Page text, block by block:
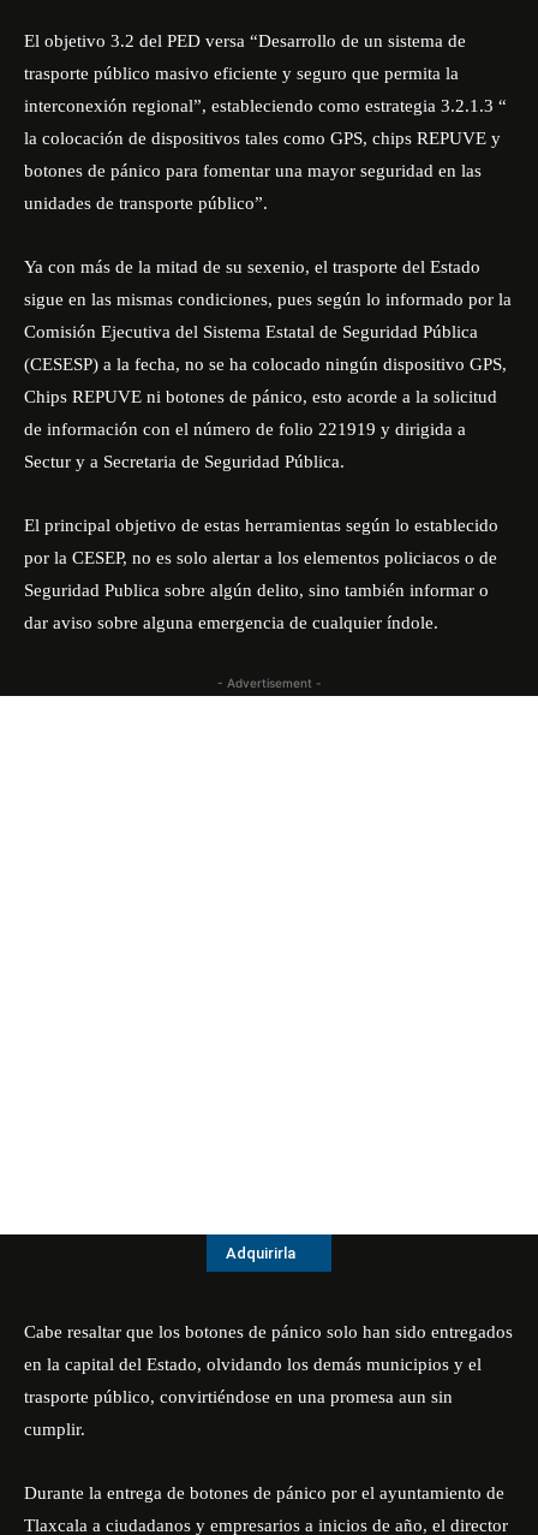
El objetivo 3.2 del PED versa “Desarrollo de un sistema de
trasporte público masivo eficiente y seguro que permita la
interconexión regional”, estableciendo como estrategia 3.2.1.3 “
la colocación de dispositivos tales como GPS, chips REPUVE y
botones de pánico para fomentar una mayor seguridad en las
unidades de transporte público”.
Ya con más de la mitad de su sexenio, el trasporte del Estado
sigue en las mismas condiciones, pues según lo informado por la
Comisión Ejecutiva del Sistema Estatal de Seguridad Pública
(CESESP) a la fecha, no se ha colocado ningún dispositivo GPS,
Chips REPUVE ni botones de pánico, esto acorde a la solicitud
de información con el número de folio 221919 y dirigida a
Sectur y a Secretaria de Seguridad Pública.
El principal objetivo de estas herramientas según lo establecido
por la CESEP, no es solo alertar a los elementos policiacos o de
Seguridad Publica sobre algún delito, sino también informar o
dar aviso sobre alguna emergencia de cualquier índole.
- Advertisement -
Adquirirla
Cabe resaltar que los botones de pánico solo han sido entregados
en la capital del Estado, olvidando los demás municipios y el
trasporte público, convirtiéndose en una promesa aun sin
cumplir.
Durante la entrega de botones de pánico por el ayuntamiento de
Tlaxcala a ciudadanos y empresarios a inicios de año, el director